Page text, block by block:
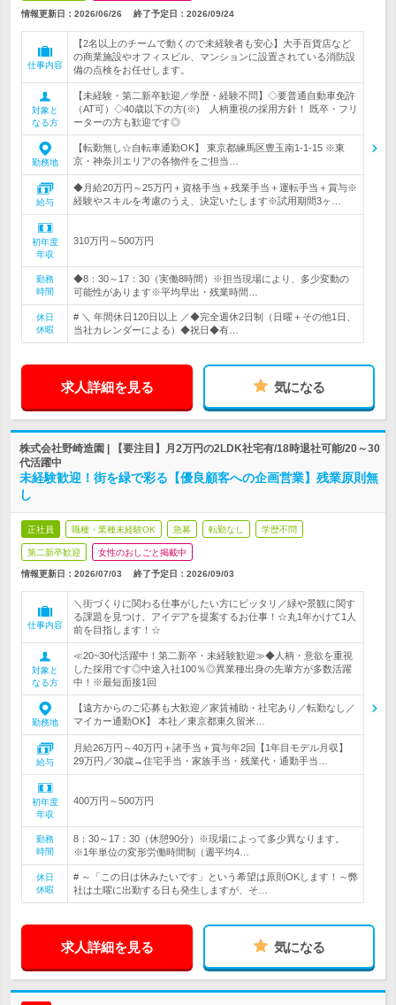
情報更新日：2026/06/26 終了予定日： 2026/09/24
仕事内容
【2名以上のチームで動くので未経験者も安心】大手百貨店など
の商業施設やオフィスビル、マンションに設置されている消防設
備の点検をお任せします。
対象と
なる方
【未経験・第二新卒歓迎／学歴・経験不問】◇要普通自動車免許
（AT可）◇40歳以下の方(※) 人柄重視の採用方針！ 既卒・フリ
ーターの方も歓迎です◎
勤務地
【転勤無し☆自転車通勤OK】 東京都練馬区豊玉南1-1-15 ※東
京・神奈川エリアの各物件をご担当…
給与
◆月給20万円～25万円＋資格手当＋残業手当＋運転手当＋賞与※
経験やスキルを考慮のうえ、決定いたします※試用期間3ヶ…
初年度
年収
310万円～500万円
勤務
時間
◆8：30～17：30（実働8時間）※担当現場により、多少変動の
可能性があります※平均早出・残業時間…
休日
休暇
# ＼ 年間休日120日以上 ／◆完全週休2日制（日曜＋その他1日、
当社カレンダーによる）◆祝日◆有…
求人詳細を見る 気になる
株式会社野崎造園 | 【要注目】月2万円の2LDK社宅有/18時退社可能/20～30
代活躍中
未経験歓迎！街を緑で彩る【優良顧客への企画営業】残業原則無
し
正社員 職種・業種未経験OK 急募 転勤なし 学歴不問
第二新卒歓迎 女性のおしごと掲載中
情報更新日：2026/07/03 終了予定日： 2026/09/03
仕事内容
＼街づくりに関わる仕事がしたい方にピッタリ／緑や景観に関す
る課題を見つけ、アイデアを提案するお仕事！☆丸1年かけて1人
前を目指します！☆
対象と
なる方
≪20~30代活躍中！第二新卒・未経験歓迎≫◆人柄・意欲を重視
した採用です◎中途入社100％◎異業種出身の先輩方が多数活躍
中！※最短面接1回
勤務地
【遠方からのご応募も大歓迎／家賃補助・社宅あり／転勤なし／
マイカー通勤OK】 本社／東京都東久留米…
給与
月給26万円～40万円＋諸手当＋賞与年2回【1年目モデル月収】
29万円／30歳→住宅手当・家族手当・残業代・通勤手当…
初年度
年収
400万円～500万円
勤務
時間
8：30～17：30（休憩90分）※現場によって多少異なります。
※1年単位の変形労働時間制（週平均4…
休日
休暇
# ～「この日は休みたいです」という希望は原則OKします！～弊
社は土曜に出勤する日も発生しますが、そ…
求人詳細を見る 気になる